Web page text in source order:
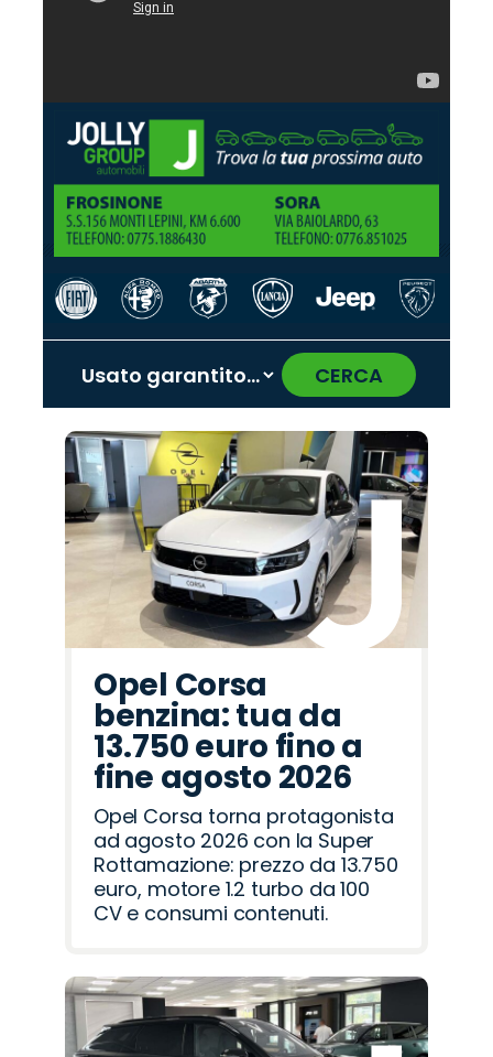
CERCA
Promo
Fiat
Promo
Cupra
Promo
Citroën
Promo
Hyundai
Promo
Alfa
Romeo
Promo
Mazda
Promo
Peugeot
Promo
Jeep
Promo
Omoda
Promo
Land
Rover
Promo
Abarth
Promo
Seat
Promo
Lancia
Promo
Jaecoo
Promo
Opel
‹ ›
Opel Corsa
benzina: tua da
13.750 euro fino a
fine agosto 2026
Opel Corsa torna protagonista
ad agosto 2026 con la Super
Rottamazione: prezzo da 13.750
euro, motore 1.2 turbo da 100
CV e consumi contenuti.